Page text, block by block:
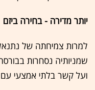
יותר מדירה - בחירה ביזם
שמניותיה נסחרות
ועל קשר בלתי אמצעי